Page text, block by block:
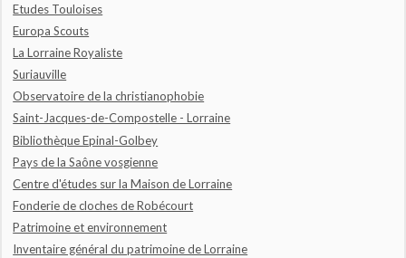
Etudes Touloises
Europa Scouts
La Lorraine Royaliste
Suriauville
Observatoire de la christianophobie
Saint-Jacques-de-Compostelle - Lorraine
Bibliothèque Epinal-Golbey
Pays de la Saône vosgienne
Centre d'études sur la Maison de Lorraine
Fonderie de cloches de Robécourt
Patrimoine et environnement
Inventaire général du patrimoine de Lorraine